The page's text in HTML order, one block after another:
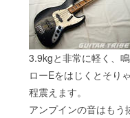
3.9kgと非常に軽く、
ローEをはじくとそり
程震えます。
アンプインの音はもう